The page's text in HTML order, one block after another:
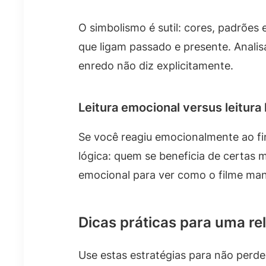
O simbolismo é sutil: cores,
que ligam passado e presente.
enredo não diz explicitamente.
Leitura emocional versus leitura
Se você reagiu emocionalmente ao
lógica: quem se beneficia de certas
emocional para ver como o filme
Dicas práticas para uma
Use estas estratégias para não